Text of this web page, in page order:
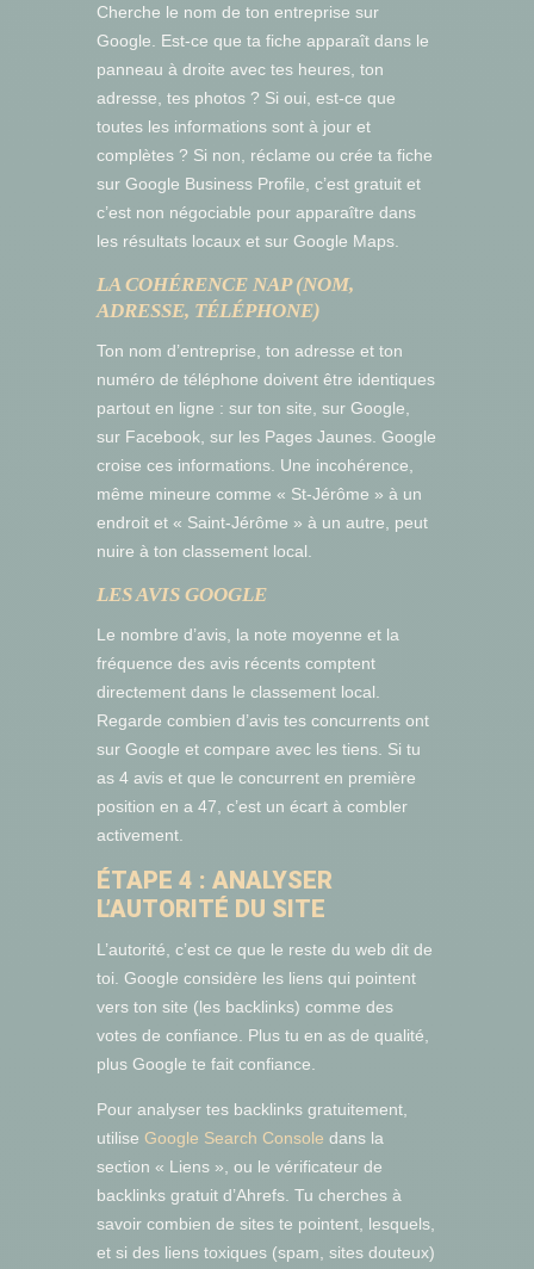
Cherche le nom de ton entreprise sur
Google. Est-ce que ta fiche apparaît dans le
panneau à droite avec tes heures, ton
adresse, tes photos ? Si oui, est-ce que
toutes les informations sont à jour et
complètes ? Si non, réclame ou crée ta fiche
sur Google Business Profile, c’est gratuit et
c’est non négociable pour apparaître dans
les résultats locaux et sur Google Maps.
LA COHÉRENCE NAP (NOM,
ADRESSE, TÉLÉPHONE)
Ton nom d’entreprise, ton adresse et ton
numéro de téléphone doivent être identiques
partout en ligne : sur ton site, sur Google,
sur Facebook, sur les Pages Jaunes. Google
croise ces informations. Une incohérence,
même mineure comme « St-Jérôme » à un
endroit et « Saint-Jérôme » à un autre, peut
nuire à ton classement local.
LES AVIS GOOGLE
Le nombre d’avis, la note moyenne et la
fréquence des avis récents comptent
directement dans le classement local.
Regarde combien d’avis tes concurrents ont
sur Google et compare avec les tiens. Si tu
as 4 avis et que le concurrent en première
position en a 47, c’est un écart à combler
activement.
ÉTAPE 4 : ANALYSER
L’AUTORITÉ DU SITE
L’autorité, c’est ce que le reste du web dit de
toi. Google considère les liens qui pointent
vers ton site (les backlinks) comme des
votes de confiance. Plus tu en as de qualité,
plus Google te fait confiance.
Pour analyser tes backlinks gratuitement,
utilise Google Search Console dans la
section « Liens », ou le vérificateur de
backlinks gratuit d’Ahrefs. Tu cherches à
savoir combien de sites te pointent, lesquels,
et si des liens toxiques (spam, sites douteux)